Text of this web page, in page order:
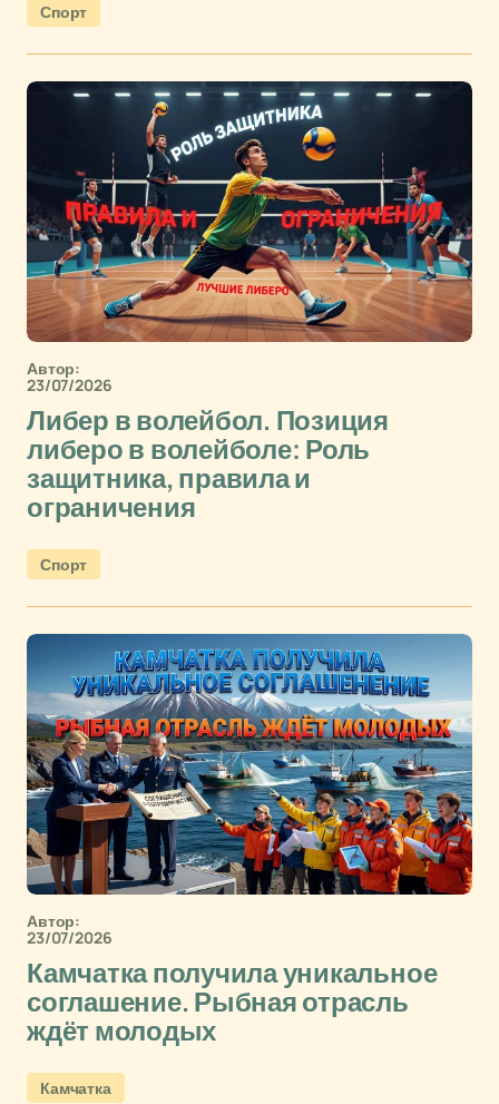
Спорт
Автор:
23/07/2026
Либер в волейбол. Позиция
либеро в волейболе: Роль
защитника, правила и
ограничения
Спорт
Автор:
23/07/2026
Камчатка получила уникальное
соглашение. Рыбная отрасль
ждёт молодых
Камчатка